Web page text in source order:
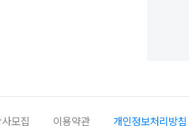
모집 이용약관 개인정보처리방침